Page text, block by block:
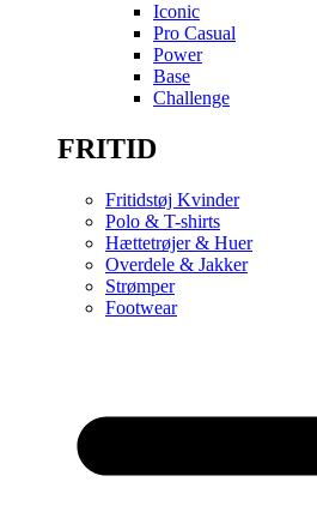
Iconic
Pro Casual
Power
Base
Challenge
FRITID
Fritidstøj Kvinder
Polo & T-shirts
Hættetrøjer & Huer
Overdele & Jakker
Strømper
Footwear